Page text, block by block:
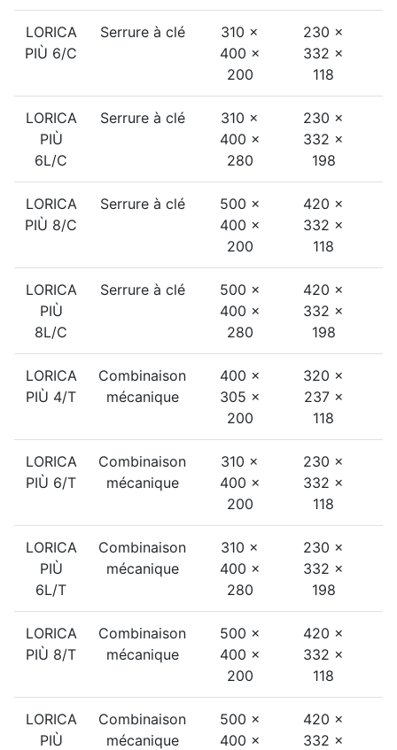
LORICA
PIÙ 6/C
Serrure à clé
310 ×
400 ×
200
230 ×
332 ×
118
LORICA
PIÙ
6L/C
Serrure à clé
310 ×
400 ×
280
230 ×
332 ×
198
LORICA
PIÙ 8/C
Serrure à clé
500 ×
400 ×
200
420 ×
332 ×
118
LORICA
PIÙ
8L/C
Serrure à clé
500 ×
400 ×
280
420 ×
332 ×
198
LORICA
PIÙ 4/T
Combinaison
mécanique
400 ×
305 ×
200
320 ×
237 ×
118
LORICA
PIÙ 6/T
Combinaison
mécanique
310 ×
400 ×
200
230 ×
332 ×
118
LORICA
PIÙ
6L/T
Combinaison
mécanique
310 ×
400 ×
280
230 ×
332 ×
198
LORICA
PIÙ 8/T
Combinaison
mécanique
500 ×
400 ×
200
420 ×
332 ×
118
LORICA
PIÙ
Combinaison
mécanique
500 ×
400 ×
420 ×
332 ×